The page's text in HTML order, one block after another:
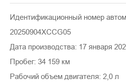
Идентификационный номер
20250904XCCG05
Дата производства: 17 января
Пробег: 34 159 км
Рабочий объем двигателя: 2,0 л